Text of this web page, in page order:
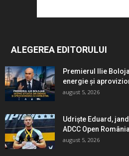
ALEGEREA EDITORULUI
Premierul Ilie
energie și
august 5, 2026
Udriște Eduard,
ADCC Open România
august 5, 2026